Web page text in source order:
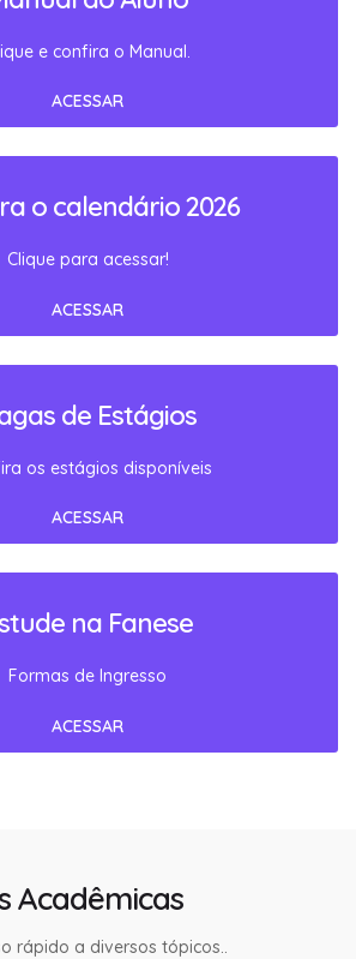
e confira o Manual.
ACESSAR
o calendário 2026
Clique para acessar!
ACESSAR
de Estágios
os estágios disponíveis
ACESSAR
na Fanese
Formas de Ingresso
ACESSAR
Acadêmicas
rápido a diversos tópicos..